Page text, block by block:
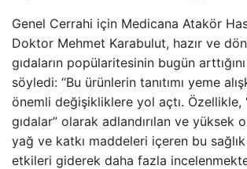
Genel Cerrahi için Medicana Atakör
Doktor Mehmet Karabulut, hazır ve
gıdaların popülaritesinin bugün
söyledi: “Bu ürünlerin tanıtımı yeme
önemli değişikliklere yol açtı. Özellikle,
gıdalar” olarak adlandırılan ve yüksek
yağ ve katkı maddeleri içeren bu
etkileri giderek daha fazla